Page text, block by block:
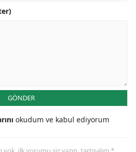
GÖNDER
okudum ve kabul ediyorum